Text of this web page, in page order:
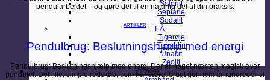
Selenit
Septarie
Sodalit
T-Å
Tigerøje
Turmalin
Unakit
Zeolit
Smykker
pendularbejdet – og gøre det til en naturlig del af din praksis.
ARTIKLER
Pendulbrug: Beslutningshjælp med energi
Pendulbrug: Beslutningshjælp med energi Der er noget næsten magisk over
pendulet. Det lille, simple redskab, som har været brugt gennem århundreder til